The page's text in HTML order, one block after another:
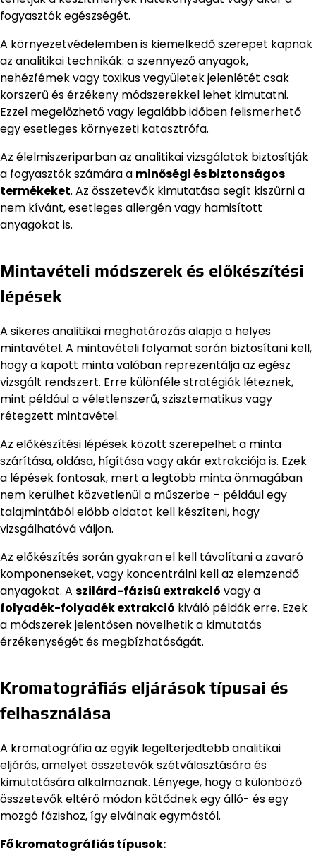
fogyasztók egészségét.
A környezetvédelemben is kiemelkedő szerepet kapnak
az analitikai technikák: a szennyező anyagok,
nehézfémek vagy toxikus vegyületek jelenlétét csak
korszerű és érzékeny módszerekkel lehet kimutatni.
Ezzel megelőzhető vagy legalább időben felismerhető
egy esetleges környezeti katasztrófa.
Az élelmiszeriparban az analitikai vizsgálatok biztosítják
a fogyasztók számára a minőségi és biztonságos
termékeket. Az összetevők kimutatása segít kiszűrni a
nem kívánt, esetleges allergén vagy hamisított
anyagokat is.
Mintavételi módszerek és előkészítési
lépések
A sikeres analitikai meghatározás alapja a helyes
mintavétel. A mintavételi folyamat során biztosítani kell,
hogy a kapott minta valóban reprezentálja az egész
vizsgált rendszert. Erre különféle stratégiák léteznek,
mint például a véletlenszerű, szisztematikus vagy
rétegzett mintavétel.
Az előkészítési lépések között szerepelhet a minta
szárítása, oldása, hígítása vagy akár extrakciója is. Ezek
a lépések fontosak, mert a legtöbb minta önmagában
nem kerülhet közvetlenül a műszerbe – például egy
talajmintából előbb oldatot kell készíteni, hogy
vizsgálhatóvá váljon.
Az előkészítés során gyakran el kell távolítani a zavaró
komponenseket, vagy koncentrálni kell az elemzendő
anyagokat. A szilárd-fázisú extrakció vagy a
folyadék-folyadék extrakció kiváló példák erre. Ezek
a módszerek jelentősen növelhetik a kimutatás
érzékenységét és megbízhatóságát.
Kromatográfiás eljárások típusai és
felhasználása
A kromatográfia az egyik legelterjedtebb analitikai
eljárás, amelyet összetevők szétválasztására és
kimutatására alkalmaznak. Lényege, hogy a különböző
összetevők eltérő módon kötődnek egy álló- és egy
mozgó fázishoz, így elválnak egymástól.
Fő kromatográfiás típusok: